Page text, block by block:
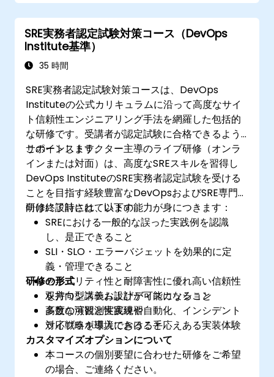
SRE実務者認定試験対策コース（DevOps
Institute基準）
35 時間
SRE実務者認定試験対策コースは、DevOps
Instituteの公式カリキュラムに沿って高度なサイ
ト信頼性エンジニアリング手法を網羅した包括的
な研修です。受講者が認定試験に合格できるよう
サポートします。
このインストラクター主導のライブ研修（オンラ
インまたは対面）は、高度なSREスキルを習得し
DevOps InstituteのSRE実務者認定試験を受ける
ことを目指す経験豊富なDevOpsおよびSRE専門家
向けに設計されています。
研修終了時には、以下の能力が身につきます：
SREにおける一般的な誤った実践例を認識
し、是正できること
SLI・SLO・エラーバジェットを効果的に定
義・管理できること
セキュリティ性と耐障害性に優れ高い信頼性
を持つシステム設計が可能になること
高度な可観測性実現や自動化、インシデント
対応戦略を導入できること
研修の形式
双方向型講義およびディスカッション
多数の演習と実践練習
ライブラボ環境における手応えある実装体験
カスタマイズオプションについて
本コースの個別要望に合わせた研修をご希望
の場合、ご連絡ください。